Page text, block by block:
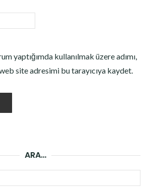
yaptığımda kullanılmak üzere adımı,
site adresimi bu tarayıcıya kaydet.
ARA…